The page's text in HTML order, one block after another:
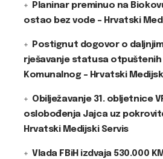
Planinar preminuo na
ostao bez vode – Hrvatski
Postignut dogovor o
rješavanje statusa otpuštenih
Komunalnog – Hrvatski
Obilježavanje 31. obljetnice
oslobođenja Jajca uz
Hrvatski Medijski Servis
Vlada FBiH izdvaja 530.000